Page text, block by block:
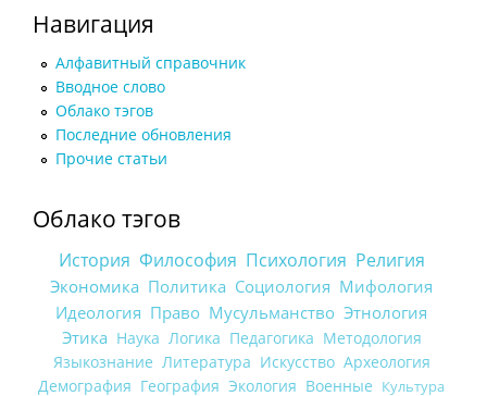
Навигация
Алфавитный справочник
Вводное слово
Облако тэгов
Последние обновления
Прочие статьи
Облако тэгов
История Философия Психология Религия
Экономика Политика Социология Мифология
Идеология Право Мусульманство Этнология
Этика Наука Логика Педагогика Методология
Языкознание Литература Искусство Археология
Демография География Экология Военные Культура